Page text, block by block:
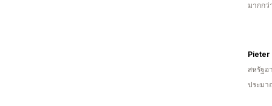
มากกว่
สหรัฐอ
ประมา